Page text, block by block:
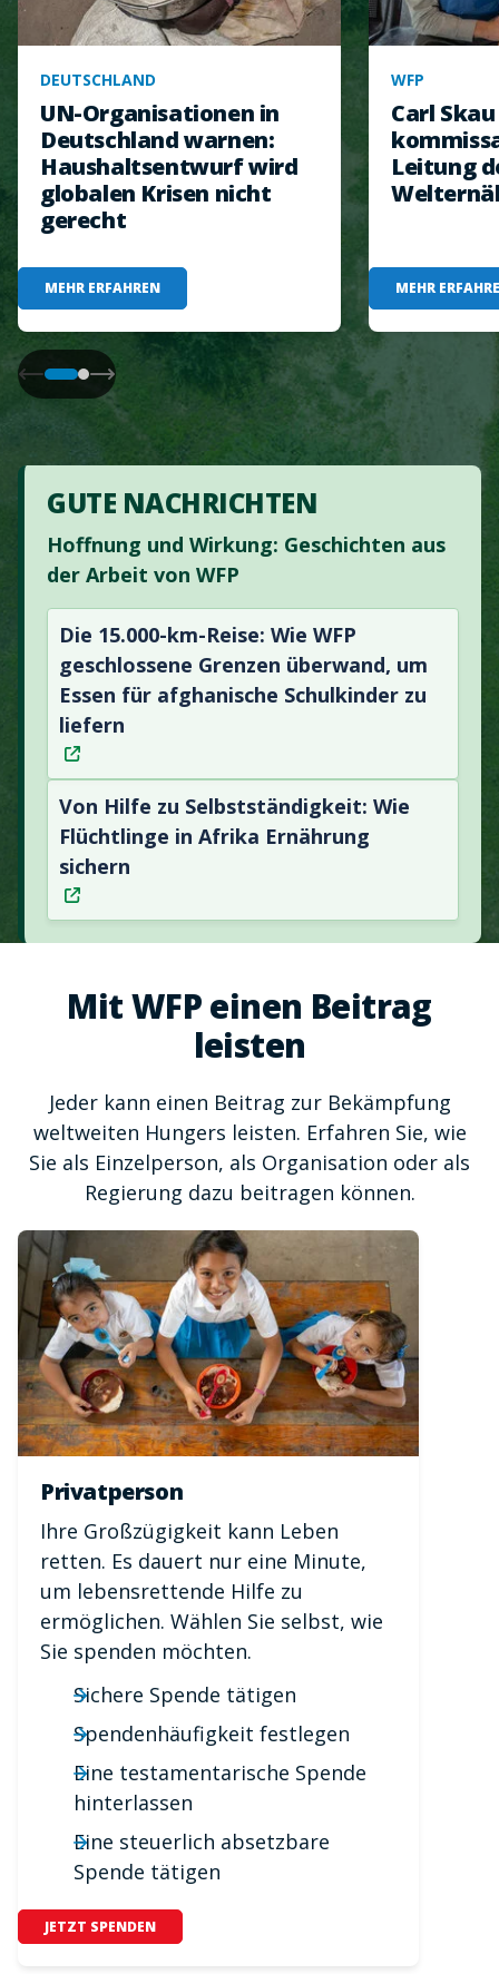
DEUTSCHLAND
UN-Organisationen in
Deutschland warnen:
Haushaltsentwurf wird
globalen Krisen nicht
gerecht
MEHR ERFAHREN
WFP
Carl
Leitung
MEHR
GUTE NACHRICHTEN
Hoffnung und Wirkung: Geschichten aus
der Arbeit von WFP
Die 15.000-km-Reise: Wie WFP
geschlossene Grenzen überwand, um
Essen für afghanische Schulkinder zu
liefern
Von Hilfe zu Selbstständigkeit: Wie
Flüchtlinge in Afrika Ernährung
sichern
Mit WFP einen Beitrag
leisten
Jeder kann einen Beitrag zur Bekämpfung
weltweiten Hungers leisten. Erfahren Sie, wie
Sie als Einzelperson, als Organisation oder als
Regierung dazu beitragen können.
Privatperson
Ihre Großzügigkeit kann Leben
retten. Es dauert nur eine Minute,
um lebensrettende Hilfe zu
ermöglichen. Wählen Sie selbst, wie
Sie spenden möchten.
Sichere Spende tätigen
Spendenhäufigkeit festlegen
Eine testamentarische Spende
hinterlassen
Eine steuerlich absetzbare
Spende tätigen
JETZT SPENDEN